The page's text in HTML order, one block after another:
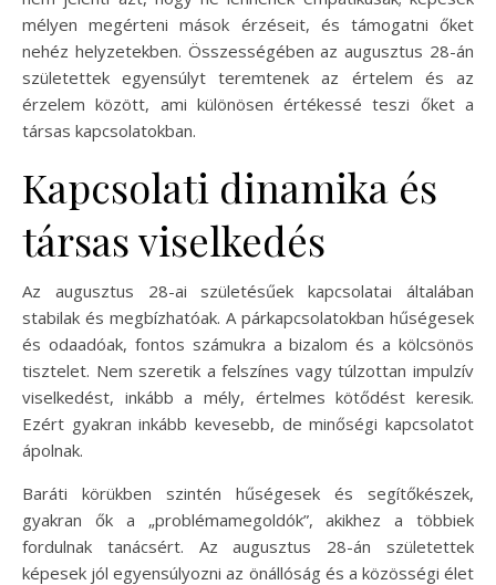
mélyen megérteni mások érzéseit, és támogatni őket
nehéz helyzetekben. Összességében az augusztus 28-án
születettek egyensúlyt teremtenek az értelem és az
érzelem között, ami különösen értékessé teszi őket a
társas kapcsolatokban.
Kapcsolati dinamika és
társas viselkedés
Az augusztus 28-ai születésűek kapcsolatai általában
stabilak és megbízhatóak. A párkapcsolatokban hűségesek
és odaadóak, fontos számukra a bizalom és a kölcsönös
tisztelet. Nem szeretik a felszínes vagy túlzottan impulzív
viselkedést, inkább a mély, értelmes kötődést keresik.
Ezért gyakran inkább kevesebb, de minőségi kapcsolatot
ápolnak.
Baráti körükben szintén hűségesek és segítőkészek,
gyakran ők a „problémamegoldók”, akikhez a többiek
fordulnak tanácsért. Az augusztus 28-án születettek
képesek jól egyensúlyozni az önállóság és a közösségi élet